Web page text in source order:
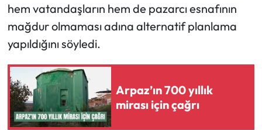
hem vatandaşların hem de pazarcı esnafının
mağdur olmaması adına alternatif planlama
yapıldığını söyledi.
Arpaz’ın 700 yıllık
mirası için çağrı